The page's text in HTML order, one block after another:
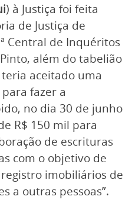
) à Justiça foi feita
de Justiça de
Central de Inquéritos
além do tabelião
teria aceitado uma
fazer a
no dia 30 de junho
R$ 150 mil para
de escrituras
com o objetivo de
imobiliários de
a outras pessoas”.